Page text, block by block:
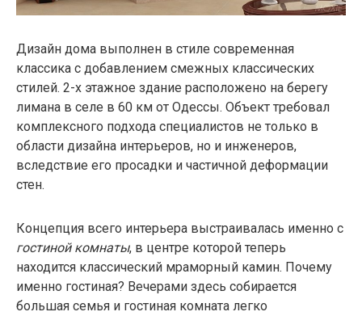
Дизайн дома выполнен в стиле современная
классика с добавлением смежных классических
стилей. 2-х этажное здание расположено на берегу
лимана в селе в 60 км от Одессы. Объект требовал
комплексного подхода специалистов не только в
области дизайна интерьеров, но и инженеров,
вследствие его просадки и частичной деформации
стен.
Концепция всего интерьера выстраивалась именно с
гостиной комнаты, в центре которой теперь
находится классический мраморный камин. Почему
именно гостиная? Вечерами здесь собирается
большая семья и гостиная комната легко